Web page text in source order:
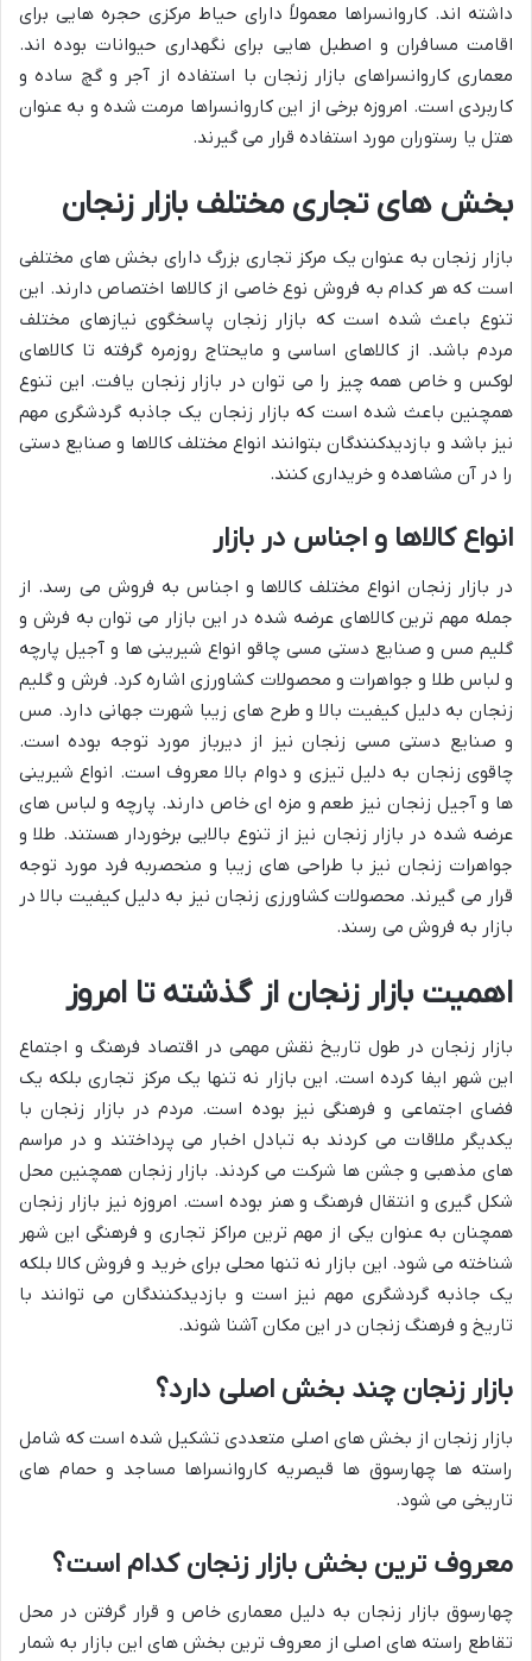
داشته اند. کاروانسراها معمولاً دارای حیاط مرکزی حجره هایی برای
اقامت مسافران و اصطبل هایی برای نگهداری حیوانات بوده اند.
معماری کاروانسراهای بازار زنجان با استفاده از آجر و گچ ساده و
کاربردی است. امروزه برخی از این کاروانسراها مرمت شده و به عنوان
هتل یا رستوران مورد استفاده قرار می گیرند.
بخش های تجاری مختلف بازار زنجان
بازار زنجان به عنوان یک مرکز تجاری بزرگ دارای بخش های مختلفی
است که هر کدام به فروش نوع خاصی از کالاها اختصاص دارند. این
تنوع باعث شده است که بازار زنجان پاسخگوی نیازهای مختلف
مردم باشد. از کالاهای اساسی و مایحتاج روزمره گرفته تا کالاهای
لوکس و خاص همه چیز را می توان در بازار زنجان یافت. این تنوع
همچنین باعث شده است که بازار زنجان یک جاذبه گردشگری مهم
نیز باشد و بازدیدکنندگان بتوانند انواع مختلف کالاها و صنایع دستی
را در آن مشاهده و خریداری کنند.
انواع کالاها و اجناس در بازار
در بازار زنجان انواع مختلف کالاها و اجناس به فروش می رسد. از
جمله مهم ترین کالاهای عرضه شده در این بازار می توان به فرش و
گلیم مس و صنایع دستی مسی چاقو انواع شیرینی ها و آجیل پارچه
و لباس طلا و جواهرات و محصولات کشاورزی اشاره کرد. فرش و گلیم
زنجان به دلیل کیفیت بالا و طرح های زیبا شهرت جهانی دارد. مس
و صنایع دستی مسی زنجان نیز از دیرباز مورد توجه بوده است.
چاقوی زنجان به دلیل تیزی و دوام بالا معروف است. انواع شیرینی
ها و آجیل زنجان نیز طعم و مزه ای خاص دارند. پارچه و لباس های
عرضه شده در بازار زنجان نیز از تنوع بالایی برخوردار هستند. طلا و
جواهرات زنجان نیز با طراحی های زیبا و منحصربه فرد مورد توجه
قرار می گیرند. محصولات کشاورزی زنجان نیز به دلیل کیفیت بالا در
بازار به فروش می رسند.
اهمیت بازار زنجان از گذشته تا امروز
بازار زنجان در طول تاریخ نقش مهمی در اقتصاد فرهنگ و اجتماع
این شهر ایفا کرده است. این بازار نه تنها یک مرکز تجاری بلکه یک
فضای اجتماعی و فرهنگی نیز بوده است. مردم در بازار زنجان با
یکدیگر ملاقات می کردند به تبادل اخبار می پرداختند و در مراسم
های مذهبی و جشن ها شرکت می کردند. بازار زنجان همچنین محل
شکل گیری و انتقال فرهنگ و هنر بوده است. امروزه نیز بازار زنجان
همچنان به عنوان یکی از مهم ترین مراکز تجاری و فرهنگی این شهر
شناخته می شود. این بازار نه تنها محلی برای خرید و فروش کالا بلکه
یک جاذبه گردشگری مهم نیز است و بازدیدکنندگان می توانند با
تاریخ و فرهنگ زنجان در این مکان آشنا شوند.
بازار زنجان چند بخش اصلی دارد؟
بازار زنجان از بخش های اصلی متعددی تشکیل شده است که شامل
راسته ها چهارسوق ها قیصریه کاروانسراها مساجد و حمام های
تاریخی می شود.
معروف ترین بخش بازار زنجان کدام است؟
چهارسوق بازار زنجان به دلیل معماری خاص و قرار گرفتن در محل
تقاطع راسته های اصلی از معروف ترین بخش های این بازار به شمار